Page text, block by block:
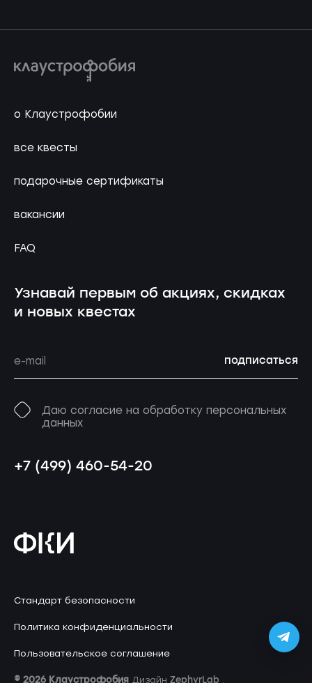
о Клаустрофобии
все квесты
подарочные сертификаты
вакансии
FAQ
Узнавай первым об акциях, скидках
и новых квестах
подписаться
Даю согласие на обработку персональных
данных
+7 (499) 460-54-20
Стандарт безопасности
Политика конфиденциальности
Пользовательское соглашение
Дизайн .